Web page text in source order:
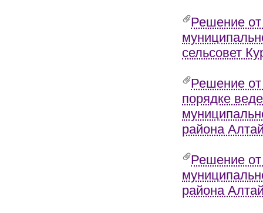
Решение
сельсовет
Решение
порядке
района
Решение
района